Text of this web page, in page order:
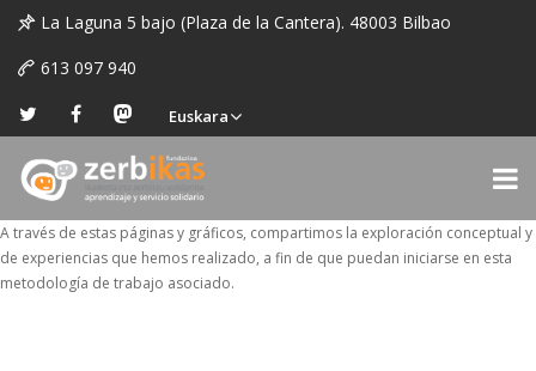
La Laguna 5 bajo (Plaza de la Cantera). 48003 Bilbao
613 097 940
Euskara
A través de estas páginas y gráficos, compartimos la exploración conceptual y
de experiencias que hemos realizado, a fin de que puedan iniciarse en esta
metodología de trabajo asociado.